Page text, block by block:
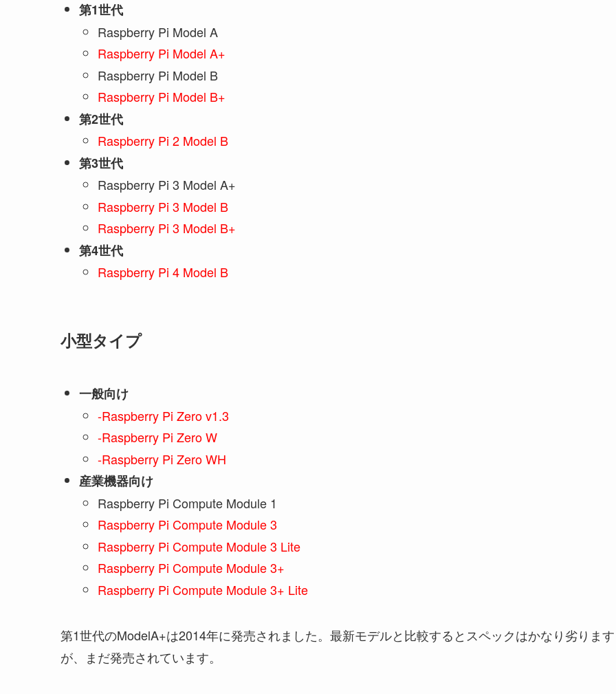
第1世代
Raspberry Pi Model A
Raspberry Pi Model A+
Raspberry Pi Model B
Raspberry Pi Model B+
第2世代
Raspberry Pi 2 Model B
第3世代
Raspberry Pi 3 Model A+
Raspberry Pi 3 Model B
Raspberry Pi 3 Model B+
第4世代
Raspberry Pi 4 Model B
小型タイプ
一般向け
-Raspberry Pi Zero v1.3
-Raspberry Pi Zero W
-Raspberry Pi Zero WH
産業機器向け
Raspberry Pi Compute Module 1
Raspberry Pi Compute Module 3
Raspberry Pi Compute Module 3 Lite
Raspberry Pi Compute Module 3+
Raspberry Pi Compute Module 3+ Lite
第1世代のModelA+は2014年に発売されました。最新モデルと比較するとスペックはかなり劣ります
が、まだ発売されています。